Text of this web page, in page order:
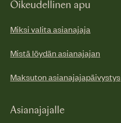
Oikeudellinen apu
Miksi valita asianajaja
Mistä löydän asianajajan
Maksuton asianajajapäivystys
Asianajajalle